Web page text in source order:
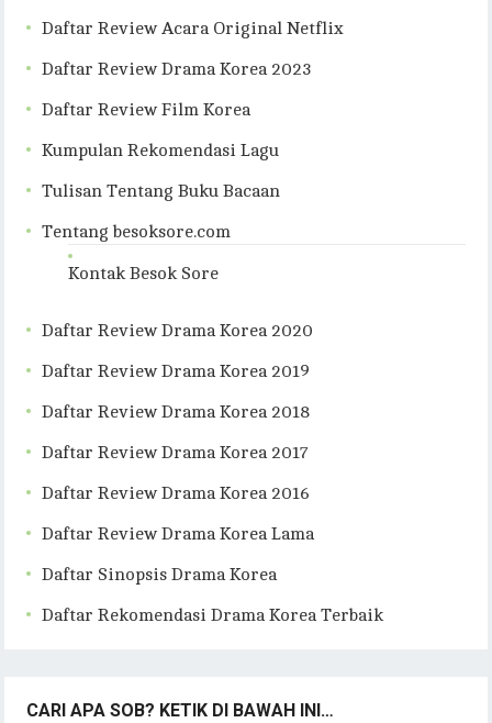
Daftar Review Acara Original Netflix
Daftar Review Drama Korea 2023
Daftar Review Film Korea
Kumpulan Rekomendasi Lagu
Tulisan Tentang Buku Bacaan
Tentang besoksore.com
Kontak Besok Sore
Daftar Review Drama Korea 2020
Daftar Review Drama Korea 2019
Daftar Review Drama Korea 2018
Daftar Review Drama Korea 2017
Daftar Review Drama Korea 2016
Daftar Review Drama Korea Lama
Daftar Sinopsis Drama Korea
Daftar Rekomendasi Drama Korea Terbaik
CARI APA SOB? KETIK DI BAWAH INI…